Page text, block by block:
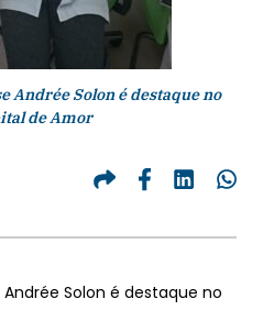
Andrée Solon é destaque no
de Amor
Solon é destaque no